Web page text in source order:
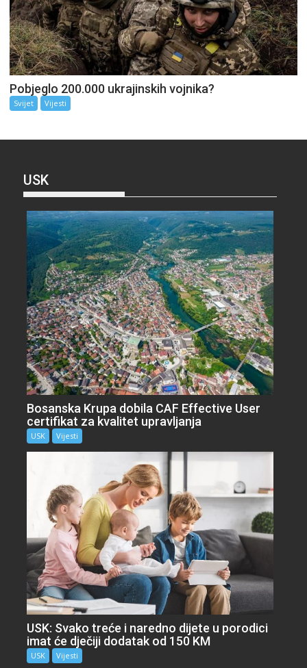
Pobjeglo 200.000 ukrajinskih vojnika?
Svijet Vijesti
USK
Bosanska Krupa dobila CAF Effective User
certifikat za kvalitet upravljanja
USK Vijesti
USK: Svako treće i naredno dijete u porodici
imat će dječiji dodatak od 150 KM
USK Vijesti